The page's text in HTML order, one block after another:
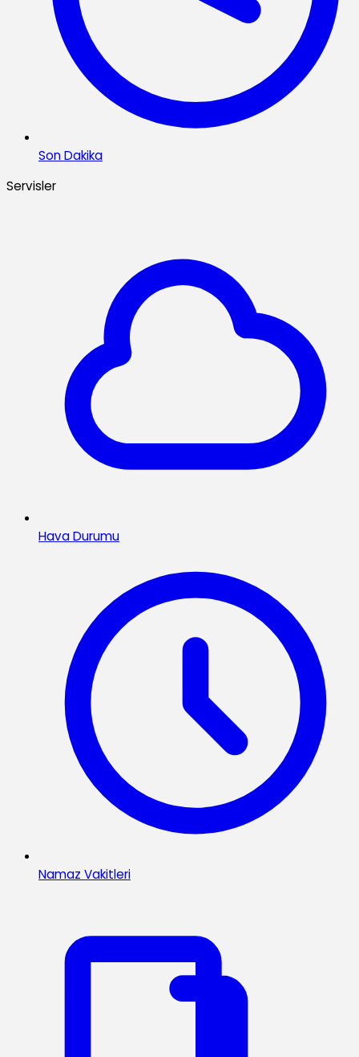
Son Dakika
Servisler
Hava Durumu
Namaz Vakitleri